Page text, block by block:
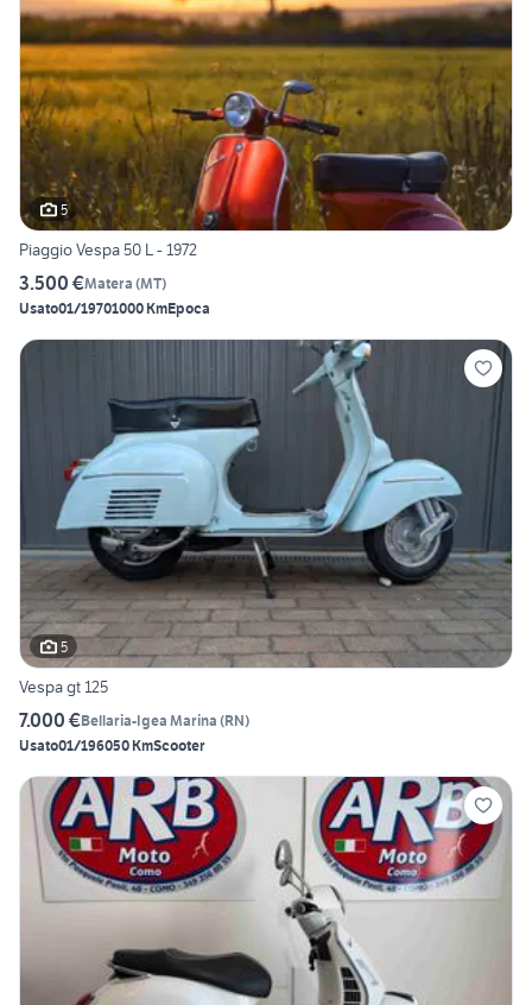
5
Piaggio Vespa 50 L - 1972
3.500 €Matera (MT)
Usato01/19701000 KmEpoca
5
Vespa gt 125
7.000 €Bellaria-Igea Marina (RN)
Usato01/196050 KmScooter